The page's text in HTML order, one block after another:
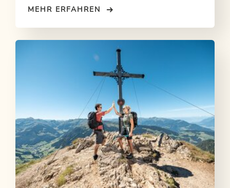
Wiedersbergerhornbahn geht es in einer Stunde auf
Achensee und ins Inntal belohnt.
MEHR ERFAHREN